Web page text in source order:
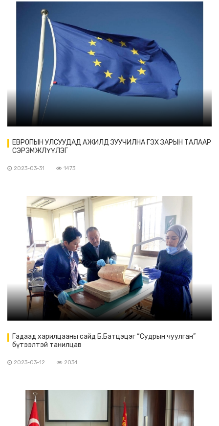
ЕВРОПЫН УЛСУУДАД АЖИЛД ЗУУЧИЛНА ГЭХ ЗАРЫН ТАЛААР
СЭРЭМЖЛҮҮЛЭГ
2023-03-31 1473
Гадаад харилцааны сайд Б.Батцэцэг “Судрын чуулган”
бүтээлтэй танилцав
2023-03-12 2034